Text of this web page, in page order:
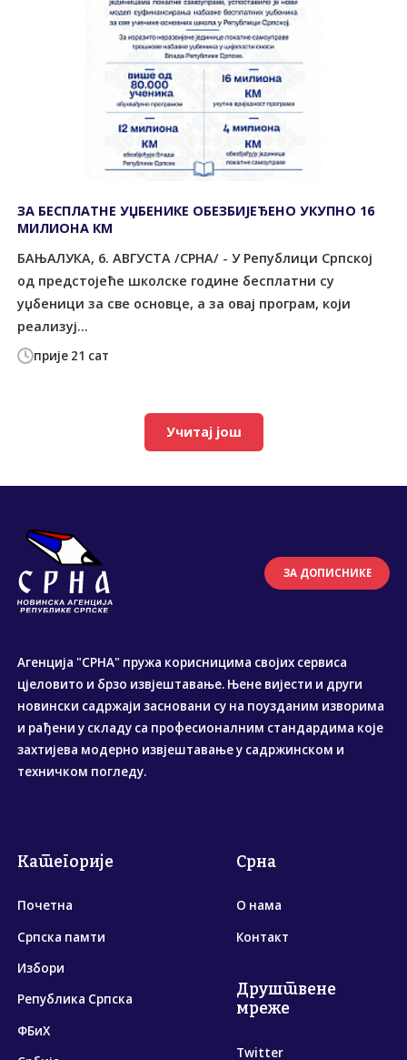
прије 21 сат
ЗА БЕСПЛАТНЕ УЏБЕНИКЕ ОБЕЗБИЈЕЂЕНО УКУПНО 16
МИЛИОНА КМ
БАЊАЛУКА, 6. АВГУСТА /СРНА/ - У Републици Српској
од предстојеће школске године бесплатни су
уџбеници за све основце, а за овај програм, који
реализуј...
Учитај још
ЗА ДОПИСНИКЕ
Агенција "СРНА" пружа корисницима својих сервиса
цјеловито и брзо извјештавање. Њене вијести и други
новински садржаји засновани су на поузданим изворима
и рађени у складу са професионалним стандардима које
захтијева модерно извјештавање у садржинском и
техничком погледу.
Категорије
Почетна
Српска памти
Избори
Република Српска
ФБиХ
Срна
О нама
Контакт
Друштвене
мреже
Twitter